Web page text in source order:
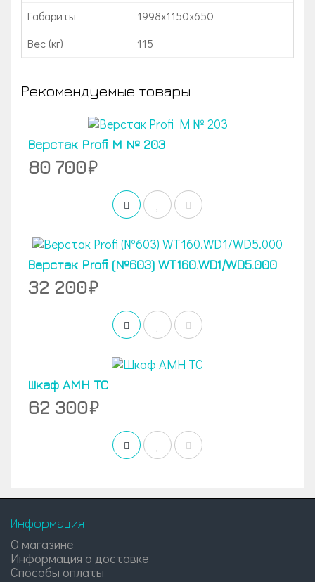
Габариты
1998x1150x650
Вес (кг)
115
Рекомендуемые товары
Верстак Profi M № 203
80 700
Верстак Profi (№603) WT160.WD1/WD5.000
32 200
Шкаф AMH TC
62 300
Информация
О магазине
Информация о доставке
Способы оплаты